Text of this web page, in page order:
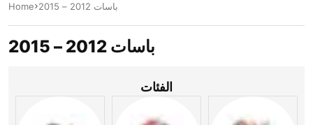
Home باسات 2012 – 2015
باسات 2012 – 2015
الفئات